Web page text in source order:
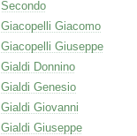
Secondo
Giacopelli Giacomo
Giacopelli Giuseppe
Gialdi Donnino
Gialdi Genesio
Gialdi Giovanni
Gialdi Giuseppe